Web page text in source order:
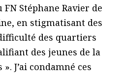
FN Stéphane Ravier de
en stigmatisant des
des quartiers
des jeunes de la
J’ai condamné ces